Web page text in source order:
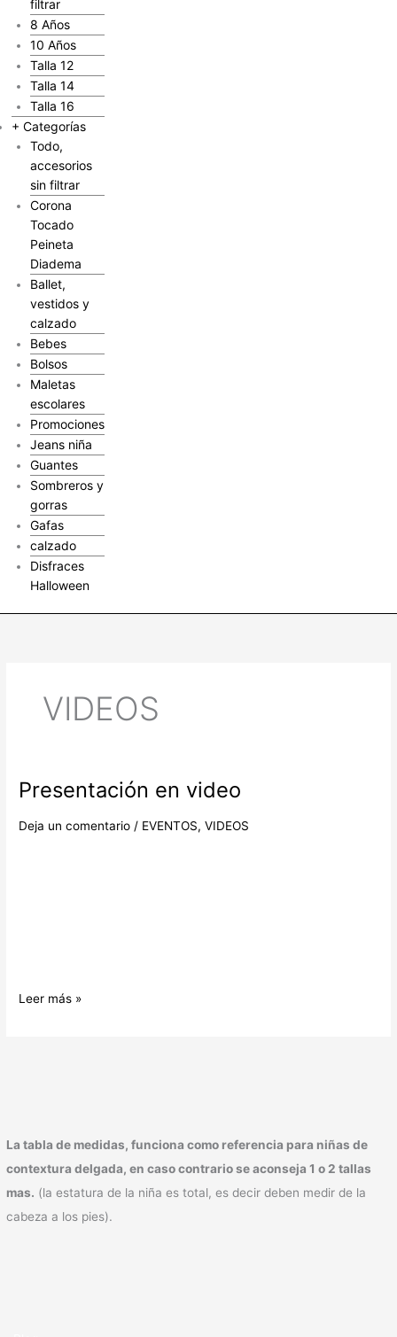
filtrar
8 Años
10 Años
Talla 12
Talla 14
Talla 16
+ Categorías
Todo,
accesorios
sin filtrar
Corona
Tocado
Peineta
Diadema
Ballet,
vestidos y
calzado
Bebes
Bolsos
Maletas
escolares
Promociones
Jeans niña
Guantes
Sombreros y
gorras
Gafas
calzado
Disfraces
Halloween
La tabla de medidas, funciona como referencia para niñas de
contextura delgada, en caso contrario se aconseja 1 o 2 tallas
mas. (la estatura de la niña es total, es decir deben medir de la
cabeza a los pies).
VIDEOS
Presentación en video
Deja un comentario / EVENTOS,VIDEOS
Presentación
video
Leer más »